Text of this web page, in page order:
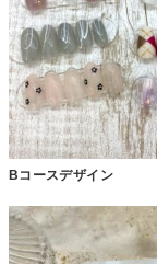
Bコースデザイン